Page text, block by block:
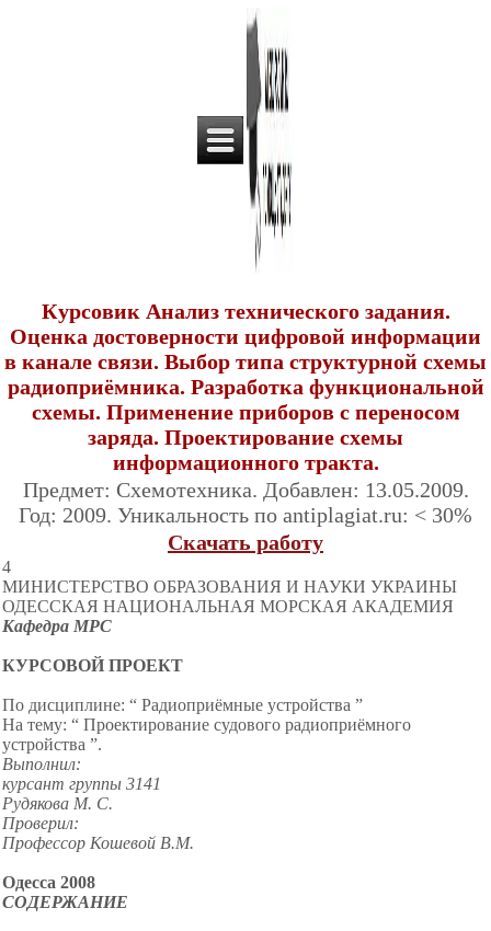
Курсовик Анализ технического задания.
Оценка достоверности цифровой информации
в канале связи. Выбор типа структурной схемы
радиоприёмника. Разработка функциональной
схемы. Применение приборов с переносом
заряда. Проектирование схемы
информационного тракта.
Предмет: Схемотехника. Добавлен: 13.05.2009.
Год: 2009. Уникальность по antiplagiat.ru: < 30%
Скачать работу
4
МИНИСТЕРСТВО ОБРАЗОВАНИЯ И НАУКИ УКРАИНЫ
ОДЕССКАЯ НАЦИОНАЛЬНАЯ МОРСКАЯ АКАДЕМИЯ
Кафедра МРС
КУРСОВОЙ ПРОЕКТ
По дисциплине: “ Радиоприёмные устройства ”
На тему: “ Проектирование судового радиоприёмного
устройства ”.
Выполнил:
курсант группы 3141
Рудякова М. С.
Проверил:
Профессор Кошевой В.М.
Одесса 2008
СОДЕРЖАНИЕ